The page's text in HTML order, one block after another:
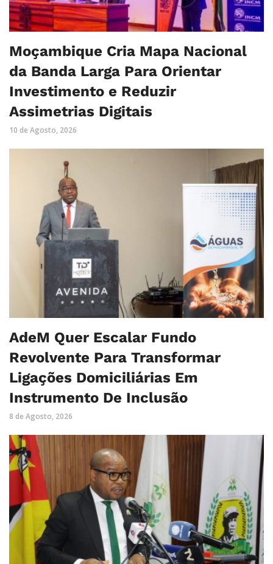
Moçambique Cria Mapa Nacional
da Banda Larga Para Orientar
Investimento e Reduzir
Assimetrias Digitais
10 de Agosto, 2026
AdeM Quer Escalar Fundo
Revolvente Para Transformar
Ligações Domiciliárias Em
Instrumento De Inclusão
8 de Agosto, 2026